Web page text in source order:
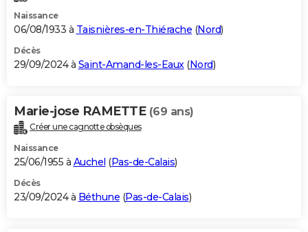
Naissance
06/08/1933 à Taisnières-en-Thiérache (Nord)
Décès
29/09/2024 à Saint-Amand-les-Eaux(Nord)
Marie-jose RAMETTE (69 ans)
Créer une cagnotte obsèques
Naissance
25/06/1955 à Auchel (Pas-de-Calais)
Décès
23/09/2024 à Béthune (Pas-de-Calais)